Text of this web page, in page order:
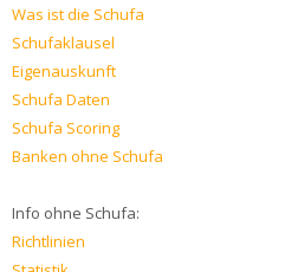
Was ist die Schufa
Schufaklausel
Eigenauskunft
Schufa Daten
Schufa Scoring
Banken ohne Schufa
Info ohne Schufa:
Richtlinien